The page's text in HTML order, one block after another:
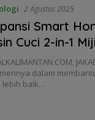
2 Agustus 2025
Smart
Cuci 2-in-1
10,5kg
dalam
lebih baik…